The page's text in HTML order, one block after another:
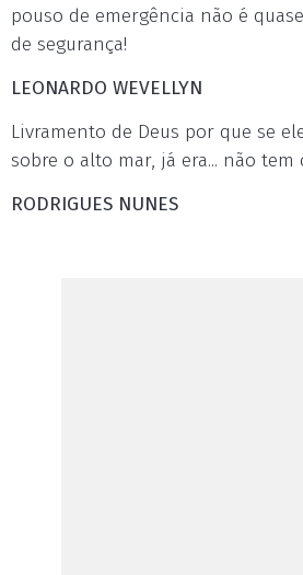
pouso de emergência não é
de segurança!
LEONARDO WEVELLYN
Livramento de Deus por que se
sobre o alto mar, já era... não tem
RODRIGUES NUNES